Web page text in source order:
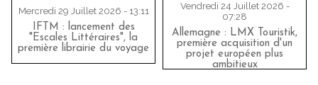
Mercredi 29 Juillet 2026 - 13:11
IFTM : lancement des
"Escales Littéraires", la
première librairie du voyage
Vendredi 24 Juillet 2026 -
07:28
Allemagne : LMX Touristik,
première acquisition d'un
projet européen plus
ambitieux